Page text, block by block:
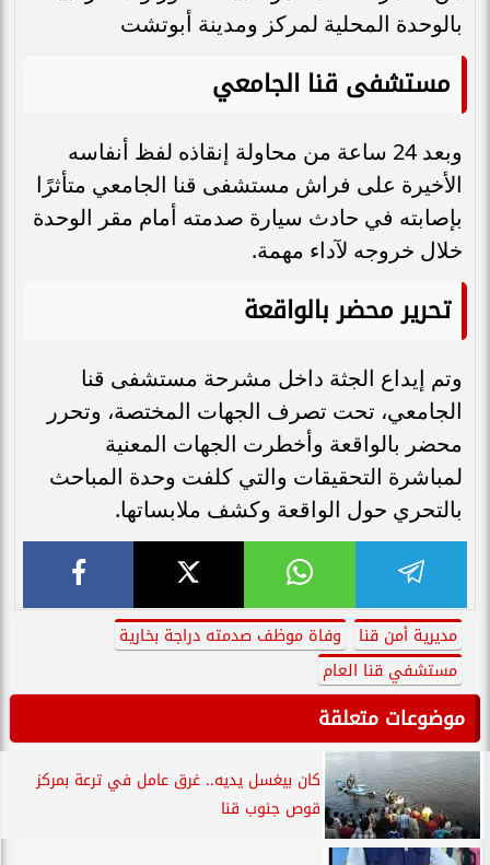
بالوحدة المحلية لمركز ومدينة أبوتشت
مستشفى قنا الجامعي
وبعد 24 ساعة من محاولة إنقاذه لفظ أنفاسه
الأخيرة على فراش مستشفى قنا الجامعي متأثرًا
بإصابته في حادث سيارة صدمته أمام مقر الوحدة
خلال خروجه لآداء مهمة.
تحرير محضر بالواقعة
وتم إيداع الجثة داخل مشرحة مستشفى قنا
الجامعي، تحت تصرف الجهات المختصة، وتحرر
محضر بالواقعة وأخطرت الجهات المعنية
لمباشرة التحقيقات والتي كلفت وحدة المباحث
بالتحري حول الواقعة وكشف ملابساتها.
مديرية أمن قنا
وفاة موظف صدمته دراجة بخارية
مستشفي قنا العام
موضوعات متعلقة
كان بيغسل يديه.. غرق عامل في ترعة بمركز
قوص جنوب قنا